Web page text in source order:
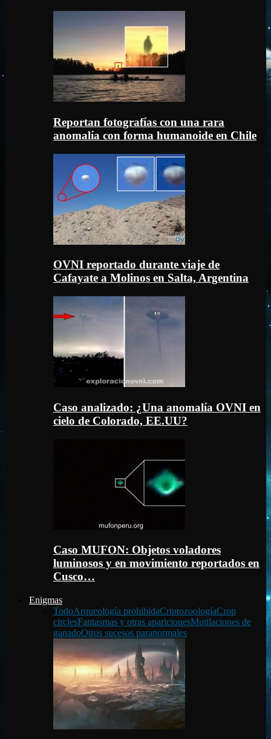
Reportan fotografías con una rara
anomalía con forma humanoide en Chile
OVNI reportado durante viaje de
Cafayate a Molinos en Salta, Argentina
Caso analizado: ¿Una anomalía OVNI en
cielo de Colorado, EE.UU?
Caso MUFON: Objetos voladores
luminosos y en movimiento reportados en
Cusco…
Enigmas
TodoArqueología prohibidaCriptozoologíaCrop
circlesFantasmas y otras aparicionesMutilaciones de
ganadoOtros sucesos paranormales